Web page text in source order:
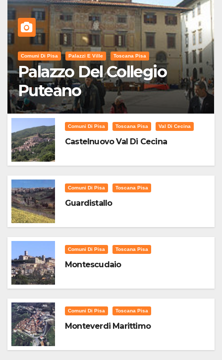
Comuni Di Pisa Palazzi E Ville Toscana Pisa
Palazzo Del Collegio
Puteano
Comuni Di Pisa Toscana Pisa Val Di Cecina
Castelnuovo Val Di Cecina
Comuni Di Pisa Toscana Pisa
Guardistallo
Comuni Di Pisa Toscana Pisa
Montescudaio
Comuni Di Pisa Toscana Pisa
Monteverdi Marittimo